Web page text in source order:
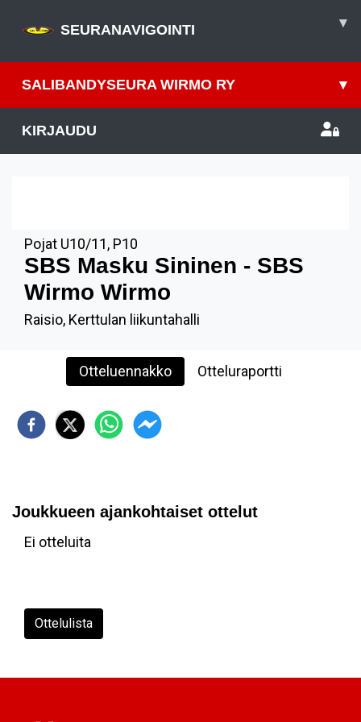
SEURANAVIGOINTI ▾
SALIBANDYSEURA WIRMO RY ▾
KIRJAUDU
Pojat U10/11, P10
SBS Masku Sininen - SBS
Wirmo Wirmo
Raisio, Kerttulan liikuntahalli
Otteluennakko Otteluraportti
Joukkueen ajankohtaiset ottelut
Ei otteluita
Ottelulista